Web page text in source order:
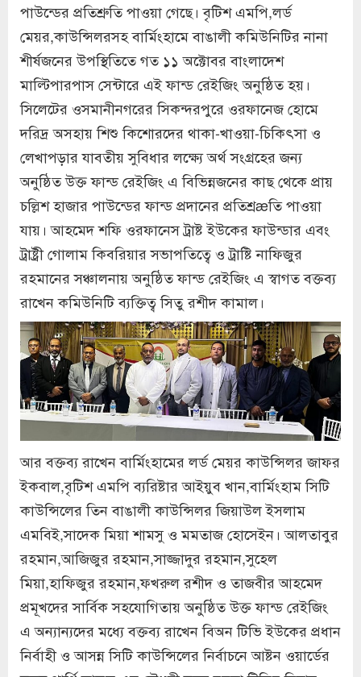
পাউন্ডের প্রতিশ্রুতি পাওয়া গেছে। বৃটিশ এমপি,লর্ড
মেয়র,কাউন্সিলরসহ বার্মিংহামে বাঙালী কমিউনিটির নানা
শীর্ষজনের উপস্থিতিতে গত ১১ অক্টোবর বাংলাদেশ
মাল্টিপারপাস সেন্টারে এই ফান্ড রেইজিং অনুষ্ঠিত হয়।
সিলেটের ওসমানীনগরের সিকন্দরপুরে ওরফানেজ হোমে
দরিদ্র অসহায় শিশু কিশোরদের থাকা-খাওয়া-চিকিৎসা ও
লেখাপড়ার যাবতীয় সুবিধার লক্ষ্যে অর্থ সংগ্রহের জন্য
অনুষ্ঠিত উক্ত ফান্ড রেইজিং এ বিভিন্নজনের কাছ থেকে প্রায়
চল্লিশ হাজার পাউন্ডের ফান্ড প্রদানের প্রতিশ্রæতি পাওয়া
যায়। আহমেদ শফি ওরফানেস ট্রাষ্ট ইউকের ফাউন্ডার এবং
ট্রাষ্ট্রী গোলাম কিবরিয়ার সভাপতিত্বে ও ট্রাষ্টি নাফিজুর
রহমানের সঞ্চালনায় অনুষ্ঠিত ফান্ড রেইজিং এ স্বাগত বক্তব্য
রাখেন কমিউনিটি ব্যক্তিত্ব সিতু রশীদ কামাল।
আর বক্তব্য রাখেন বার্মিংহামের লর্ড মেয়র কাউন্সিলর জাফর
ইকবাল,বৃটিশ এমপি ব্যরিষ্টার আইয়ুব খান,বার্মিংহাম সিটি
কাউন্সিলের তিন বাঙালী কাউন্সিলর জিয়াউল ইসলাম
এমবিই,সাদেক মিয়া শামসু ও মমতাজ হোসেইন। আলতাবুর
রহমান,আজিজুর রহমান,সাজ্জাদুর রহমান,সুহেল
মিয়া,হাফিজুর রহমান,ফখরুল রশীদ ও তাজবীর আহমেদ
প্রমূখদের সার্বিক সহযোগিতায় অনুষ্ঠিত উক্ত ফান্ড রেইজিং
এ অন্যান্যদের মধ্যে বক্তব্য রাখেন বিঅন টিভি ইউকের প্রধান
নির্বাহী ও আসন্ন সিটি কাউন্সিলের নির্বাচনে আষ্টন ওয়ার্ডের